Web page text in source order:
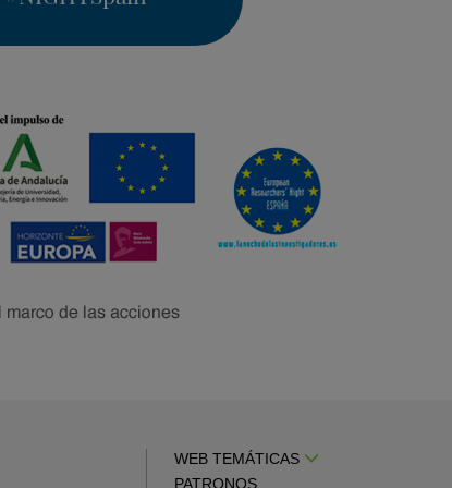
WEB TEMÁTICAS
PATRONOS